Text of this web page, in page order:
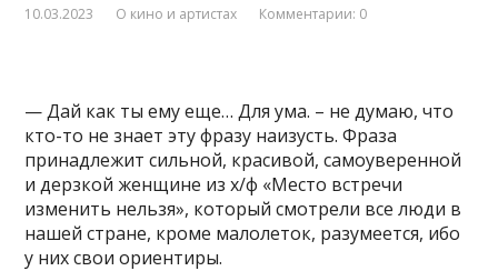
10.03.2023 О кино и артистах Комментарии: 0
— Дай как ты ему еще… Для ума. – не думаю, что
кто-то не знает эту фразу наизусть. Фраза
принадлежит сильной, красивой, самоуверенной
и дерзкой женщине из х/ф «Место встречи
изменить нельзя», который смотрели все люди в
нашей стране, кроме малолеток, разумеется, ибо
у них свои ориентиры.